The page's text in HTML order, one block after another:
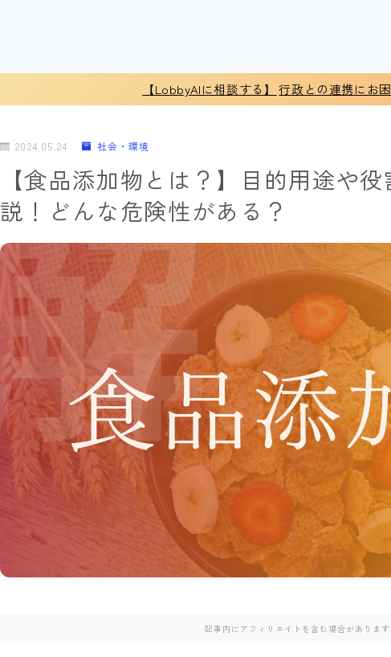
【LobbyAIに相談する】 行政との連携にお
2024.05.24 社会・環境
【食品添加物とは？】目的用途や
説！どんな危険性がある？
記事内にアフィリエイトを含む場合があります